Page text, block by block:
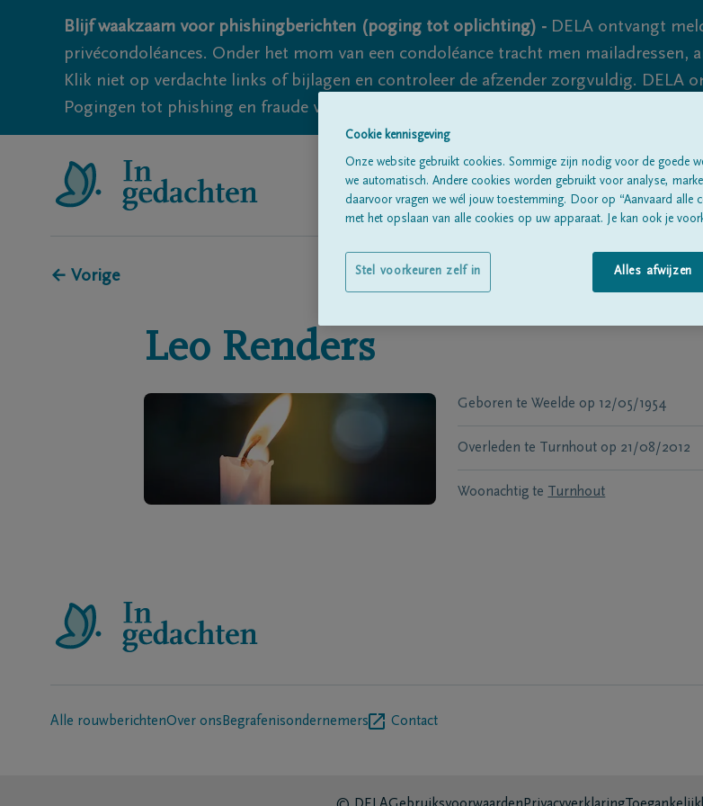
Blijf waakzaam voor phishingberichten (poging tot oplichting) - DELA ontvangt
privécondoléances. Onder het mom van een condoléance tracht men mailadressen,
Klik niet op verdachte links of bijlagen en controleer de afzender zorgvuldig. DELA
Pogingen tot phishing en fraude vallen echter nooit volledig uit te sluiten, dus blijf
Alle
← Vorige
Leo Renders
Geboren te Weelde op 12/05/1954
Overleden te Turnhout op 21/08/2012
Woonachtig te Turnhout
Alle rouwberichtenOver ons Begrafenisondernemers Contact
Cookie kennisgeving
Onze website gebruikt cookies. Sommige zijn nodig voor de goede
we automatisch. Andere cookies worden gebruikt voor analyse,
daarvoor vragen we wél jouw toestemming. Door op “Aanvaard alle
met het opslaan van alle cookies op uw apparaat. Je kan ook je
Alles afwijzen
Stel voorkeuren zelf in